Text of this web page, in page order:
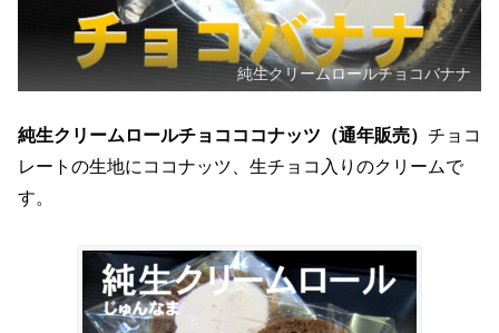
純生クリームロールチョコバナナ
純生クリームロールチョコココナッツ（通年販売） チョコ
レートの生地にココナッツ、生チョコ入りのクリームで
す。